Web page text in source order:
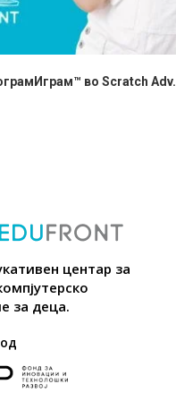
во Scratch Adv.
центар за
за деца.